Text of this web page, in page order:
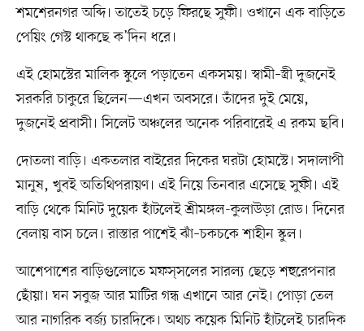
শমশেরনগর অব্দি। তাতেই চড়ে ফিরছে সুফী। ওখানে এক বাড়িতে
পেয়িং গেস্ট থাকছে ক’দিন ধরে।
এই হোমস্টের মালিক স্কুলে পড়াতেন একসময়। স্বামী–স্ত্রী দুজনেই
সরকরি চাকুরে ছিলেন—এখন অবসরে। তাঁদের দুই মেয়ে,
দুজনেই প্রবাসী। সিলেট অঞ্চলের অনেক পরিবারেই এ রকম ছবি।
দোতলা বাড়ি। একতলার বাইরের দিকের ঘরটা হোমস্টে। সদালাপী
মানুষ, খুবই অতিথিপরায়ণ। এই নিয়ে তিনবার এসেছে সুফী। এই
বাড়ি থেকে মিনিট দুয়েক হাঁটলেই শ্রীমঙ্গল-কুলাউড়া রোড। দিনের
বেলায় বাস চলে। রাস্তার পাশেই ঝাঁ–চকচকে শাহীন স্কুল।
আশেপাশের বাড়িগুলোতে মফস্‌সলের সারল্য ছেড়ে শহুরেপনার
ছোঁয়া। ঘন সবুজ আর মাটির গন্ধ এখানে আর নেই। পোড়া তেল
আর নাগরিক বর্জ্য চারদিকে। অথচ কয়েক মিনিট হাঁটলেই চারদিক